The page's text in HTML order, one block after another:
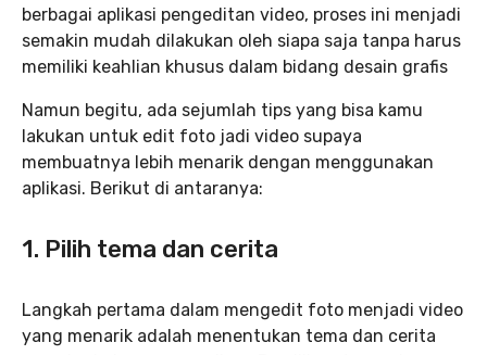
berbagai aplikasi pengeditan video, proses ini menjadi
semakin mudah dilakukan oleh siapa saja tanpa harus
memiliki keahlian khusus dalam bidang desain grafis
Namun begitu, ada sejumlah tips yang bisa kamu
lakukan untuk edit foto jadi video supaya
membuatnya lebih menarik dengan menggunakan
aplikasi. Berikut di antaranya:
1. Pilih tema dan cerita
Langkah pertama dalam mengedit foto menjadi video
yang menarik adalah menentukan tema dan cerita